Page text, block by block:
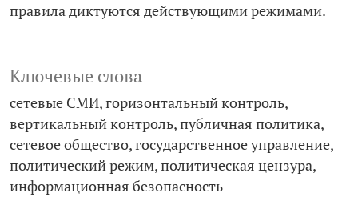
правила диктуются действующими режимами.
Ключевые слова
сетевые СМИ горизонтальный контроль
вертикальный контроль публичная политика
сетевое общество государственное управление
политический режим политическая цензура
информационная безопасность